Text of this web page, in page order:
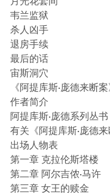
韦兰监狱
杀人凶手
退房手续
最后的话
宙斯洞穴
《阿提库斯·庞德来断案
作者简介
阿提库斯·庞德系列丛书
有关《阿提库斯·庞德
出场人物表
第一章 克拉伦斯塔楼
第二章 阿尔吉侬·马许
第三章 女王的赎金